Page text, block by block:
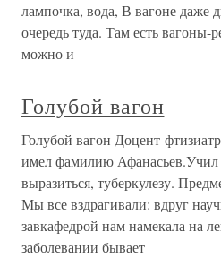
лампочка, вода, В вагоне даже
очередь туда. Там есть вагоны-
можно и
Голубой вагон
Голубой вагон Доцент-
имел фамилию Афанасьев.Учил
выразиться, туберкулезу.
Мы все вздрагивали: вдруг
завкафедрой нам намекала на
заболевании бывает